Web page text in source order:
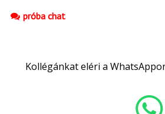
próba chat
Kollégánkat eléri a